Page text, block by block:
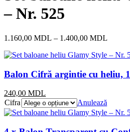
– Nr. 525
1.160,00 MDL – 1.400,00 MDL
Balon Cifră argintie cu heliu,
240,00 MDL
Cifra
Anulează